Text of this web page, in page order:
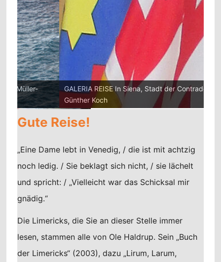
GALERIA REISE In Siena, Stadt der Contraden. Foto:
Günther Koch
Gute Reise!
„Eine Dame lebt in Venedig, / die ist mit achtzig
noch ledig. / Sie beklagt sich nicht, / sie lächelt
und spricht: / „Vielleicht war das Schicksal mir
gnädig.“
Die Limericks, die Sie an dieser Stelle immer
lesen, stammen alle von Ole Haldrup. Sein „Buch
der Limericks“ (2003), dazu „Lirum, Larum,